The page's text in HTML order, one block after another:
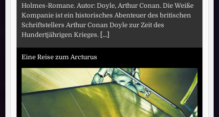
Holmes-Romane. Autor: Doyle, Arthur Conan. Die Weiße
Kompanie ist ein historisches Abenteuer des britischen
Schriftstellers Arthur Conan Doyle zur Zeit des
Hundertjährigen Krieges. [...]
Eine Reise zum Arcturus